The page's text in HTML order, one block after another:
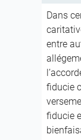
Dans
entre
fiducie
fiducie